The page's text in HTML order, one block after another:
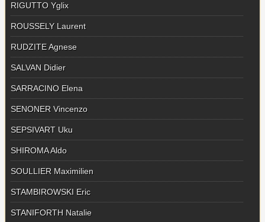
RIGUTTO Yglix
ROUSSELY Laurent
RUDZITE Agnese
SALVAN Didier
SARRACINO Elena
SENONER Vincenzo
SEPSIVART Uku
SHIROMA Aldo
SOULLIER Maximilien
STAMBIROWSKI Eric
STANIFORTH Natalie